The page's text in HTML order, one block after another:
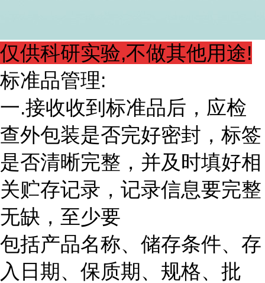
仅供科研实验,不做其他用途!
标准品管理:
一.接收收到标准品后，应检
查外包装是否完好密封，标签
是否清晰完整，并及时填好相
关贮存记录，记录信息要完整
无缺，至少要
包括产品名称、储存条件、存
入日期、保质期、规格、批